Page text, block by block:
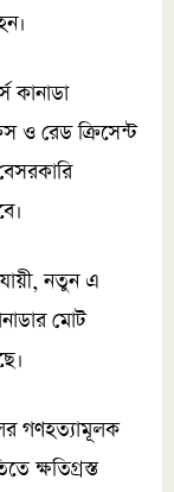
কানাডা
ও রেড ক্রিসেন্ট
নতুন এ
মোট
গণহত্যামূলক
ক্ষতিগ্রস্ত